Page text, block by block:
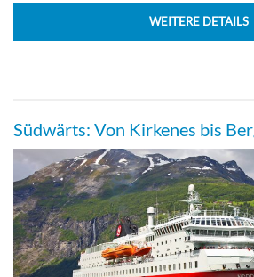
Zweibett-Suite mit Balkon-[H]
Zweibett Panorama-Suite mit
Balkonkabine
WEITERE DETAILS
Südwärts: Von Kirkenes bis